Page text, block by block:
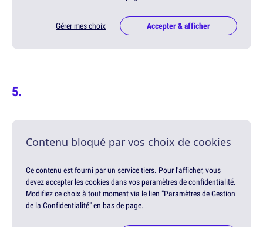
Gérer mes choix Accepter & afficher
Contenu bloqué par vos choix de cookies
Ce contenu est fourni par un service tiers. Pour l'afficher, vous
devez accepter les cookies dans vos paramètres de confidentialité.
Modifiez ce choix à tout moment via le lien "Paramètres de Gestion
de la Confidentialité" en bas de page.